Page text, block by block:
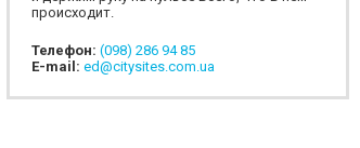
происходит.
Телефон: (098) 286 94 85
E-mail: ed@citysites.com.ua